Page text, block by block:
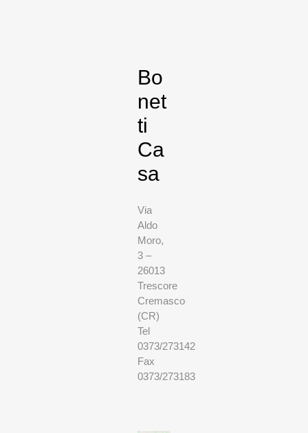
Bo
net
ti
Ca
sa
Via
Aldo
Moro,
3 –
26013
Trescore
Cremasco
(CR)
Tel
0373/273142
Fax
0373/273183